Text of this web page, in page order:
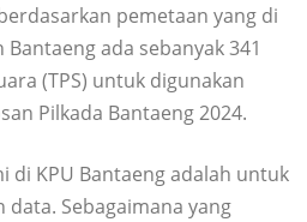
pemetaan yang di
ada sebanyak 341
(TPS) untuk digunakan
Pilkada Bantaeng 2024.
di KPU Bantaeng adalah untuk
Sebagaimana yang